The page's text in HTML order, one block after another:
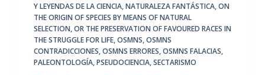
Y LEYENDAS DE LA CIENCIA,NATURALEZA FANTÁSTICA,ON
THE ORIGIN OF SPECIES BY MEANS OF NATURAL
SELECTION,OR THE PRESERVATION OF FAVOURED RACES IN
THE STRUGGLE FOR LIFE,OSMNS,OSMNS
CONTRADICCIONES,OSMNS ERRORES,OSMNS FALACIAS,
PALEONTOLOGÍA,PSEUDOCIENCIA,SECTARISMO